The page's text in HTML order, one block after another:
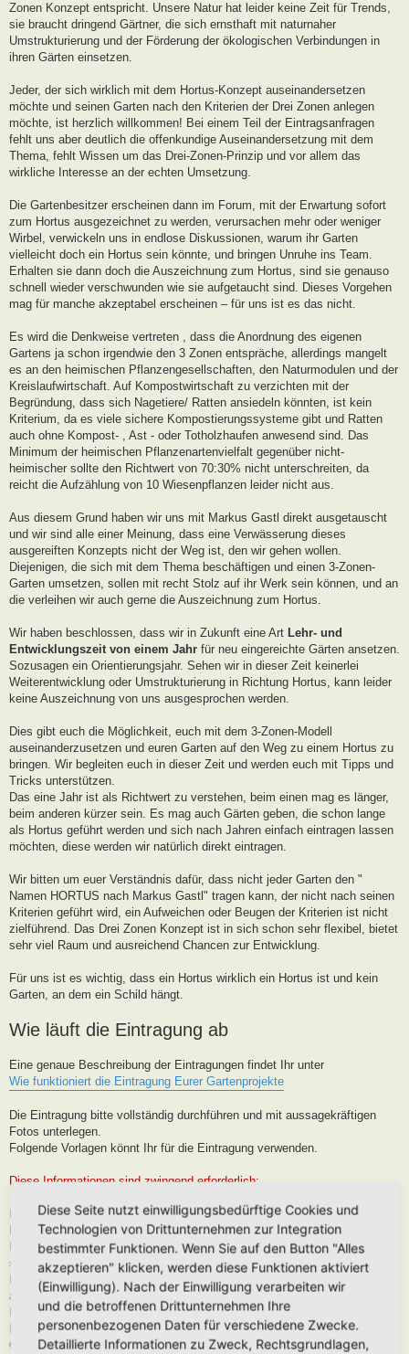
Zonen Konzept entspricht. Unsere Natur hat leider keine Zeit für Trends,
sie braucht dringend Gärtner, die sich ernsthaft mit naturnaher
Umstrukturierung und der Förderung der ökologischen Verbindungen in
ihren Gärten einsetzen.
Jeder, der sich wirklich mit dem Hortus-Konzept auseinandersetzen
möchte und seinen Garten nach den Kriterien der Drei Zonen anlegen
möchte, ist herzlich willkommen! Bei einem Teil der Eintragsanfragen
fehlt uns aber deutlich die offenkundige Auseinandersetzung mit dem
Thema, fehlt Wissen um das Drei-Zonen-Prinzip und vor allem das
wirkliche Interesse an der echten Umsetzung.
Die Gartenbesitzer erscheinen dann im Forum, mit der Erwartung sofort
zum Hortus ausgezeichnet zu werden, verursachen mehr oder weniger
Wirbel, verwickeln uns in endlose Diskussionen, warum ihr Garten
vielleicht doch ein Hortus sein könnte, und bringen Unruhe ins Team.
Erhalten sie dann doch die Auszeichnung zum Hortus, sind sie genauso
schnell wieder verschwunden wie sie aufgetaucht sind. Dieses Vorgehen
mag für manche akzeptabel erscheinen – für uns ist es das nicht.
Es wird die Denkweise vertreten , dass die Anordnung des eigenen
Gartens ja schon irgendwie den 3 Zonen entspräche, allerdings mangelt
es an den heimischen Pflanzengesellschaften, den Naturmodulen und der
Kreislaufwirtschaft. Auf Kompostwirtschaft zu verzichten mit der
Begründung, dass sich Nagetiere/ Ratten ansiedeln könnten, ist kein
Kriterium, da es viele sichere Kompostierungssysteme gibt und Ratten
auch ohne Kompost- , Ast - oder Totholzhaufen anwesend sind. Das
Minimum der heimischen Pflanzenartenvielfalt gegenüber nicht-
heimischer sollte den Richtwert von 70:30% nicht unterschreiten, da
reicht die Aufzählung von 10 Wiesenpflanzen leider nicht aus.
Aus diesem Grund haben wir uns mit Markus Gastl direkt ausgetauscht
und wir sind alle einer Meinung, dass eine Verwässerung dieses
ausgereiften Konzepts nicht der Weg ist, den wir gehen wollen.
Diejenigen, die sich mit dem Thema beschäftigen und einen 3-Zonen-
Garten umsetzen, sollen mit recht Stolz auf ihr Werk sein können, und an
die verleihen wir auch gerne die Auszeichnung zum Hortus.
Wir haben beschlossen, dass wir in Zukunft eine Art Lehr- und
Entwicklungszeit von einem Jahr für neu eingereichte Gärten ansetzen.
Sozusagen ein Orientierungsjahr. Sehen wir in dieser Zeit keinerlei
Weiterentwicklung oder Umstrukturierung in Richtung Hortus, kann leider
keine Auszeichnung von uns ausgesprochen werden.
Dies gibt euch die Möglichkeit, euch mit dem 3-Zonen-Modell
auseinanderzusetzen und euren Garten auf den Weg zu einem Hortus zu
bringen. Wir begleiten euch in dieser Zeit und werden euch mit Tipps und
Tricks unterstützen.
Das eine Jahr ist als Richtwert zu verstehen, beim einen mag es länger,
beim anderen kürzer sein. Es mag auch Gärten geben, die schon lange
als Hortus geführt werden und sich nach Jahren einfach eintragen lassen
möchten, diese werden wir natürlich direkt eintragen.
Wir bitten um euer Verständnis dafür, dass nicht jeder Garten den "
Namen HORTUS nach Markus Gastl" tragen kann, der nicht nach seinen
Kriterien geführt wird, ein Aufweichen oder Beugen der Kriterien ist nicht
zielführend. Das Drei Zonen Konzept ist in sich schon sehr flexibel, bietet
sehr viel Raum und ausreichend Chancen zur Entwicklung.
Für uns ist es wichtig, dass ein Hortus wirklich ein Hortus ist und kein
Garten, an dem ein Schild hängt.
Wie läuft die Eintragung ab
Eine genaue Beschreibung der Eintragungen findet Ihr unter
Wie funktioniert die Eintragung Eurer Gartenprojekte
Die Eintragung bitte vollständig durchführen und mit aussagekräftigen
Fotos unterlegen.
Folgende Vorlagen könnt Ihr für die Eintragung verwenden.
Diese Informationen sind zwingend erforderlich:
Hortus-Name:
Bedeutung des Hortus-Namens:
Dein Name:(Muss kein Realnamen sein, kann auch Euer Forenname
sein)
Postleitzahl (oder franz. Region):Brauche ich für die Karteneintrag, wird
aber nur in der Nähe, niemals Punktgenau platziert
Hortus-Ort:wie PLZ
Hortus-Land:
Größe in m2:
Diese Seite nutzt einwilligungsbedürftige Cookies und
Technologien von Drittunternehmen zur Integration
bestimmter Funktionen. Wenn Sie auf den Button "Alles
akzeptieren" klicken, werden diese Funktionen aktiviert
(Einwilligung). Nach der Einwilligung verarbeiten wir
und die betroffenen Drittunternehmen Ihre
personenbezogenen Daten für verschiedene Zwecke.
Detaillierte Informationen zu Zweck, Rechtsgrundlagen,